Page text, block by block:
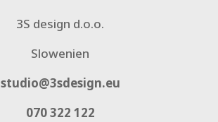
3S design d.o.o.
Slowenien
studio@3sdesign.eu
070 322 122